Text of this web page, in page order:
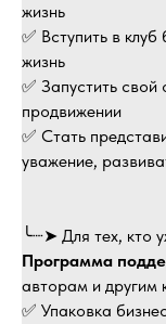
жизнь
✅ Вступить в
жизнь
✅ Запустить
продвижении
✅ Стать
уважение,
╰┈➤ Для тех, кто
Программа
авторам и другим
✅ Упаковка